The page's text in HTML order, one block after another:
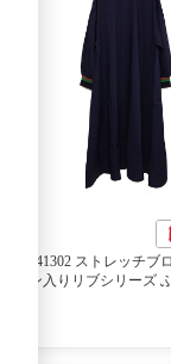
541302 ストレッチブ
ン入りリブシリーズ